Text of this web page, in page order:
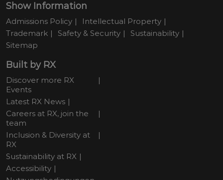
Show Information
Admissions Policy
Intellectual Property
Trademark
Safety & Security
Sustainability
Sitemap
Built by RX
Discover more RX
Events
Latest RX News
Careers at RX, join the
team
Inclusion & Diversity at
RX
Sustainability at RX
Accessibility